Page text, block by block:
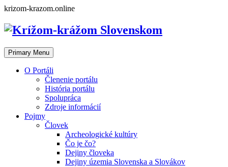
Skip
content
krizom-krazom.online
Primary Menu
O Portáli
Členenie portálu
História portálu
Spolupráca
Zdroje informácií
Pojmy
Človek
Archeologické kultúry
Čo je čo?
Dejiny človeka
Dejiny územia Slovenska a Slovákov